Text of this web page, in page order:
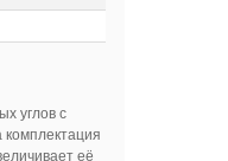
углов с
её